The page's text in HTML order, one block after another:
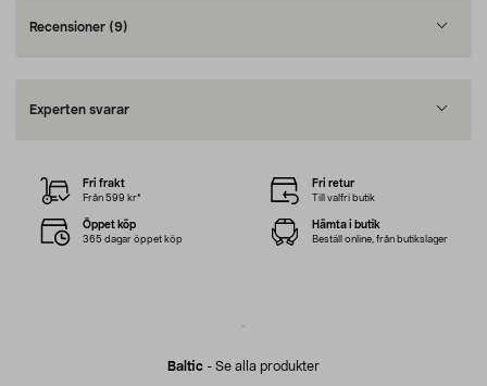
Recensioner (9)
Experten svarar
Baltic - Se alla produkter
Fri frakt
Från 599 kr*
Fri retur
Till valfri butik
Öppet köp
365 dagar öppet köp
Hämta i butik
Beställ online, från butikslager